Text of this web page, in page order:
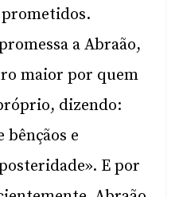
a Abraão,
maior por quem
dizendo:
bênçãos e
E por